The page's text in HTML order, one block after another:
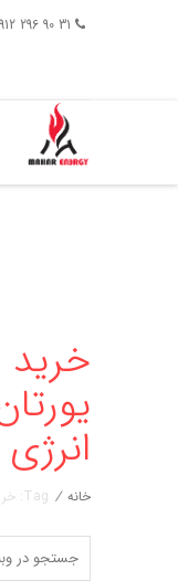
خرید
انرژی 02136256776
خانه / Tag: خرید عایق پلی یورتان اراک